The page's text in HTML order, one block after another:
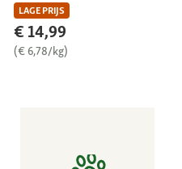
LAGE PRIJS
€ 14,99
(€ 6,78/kg)